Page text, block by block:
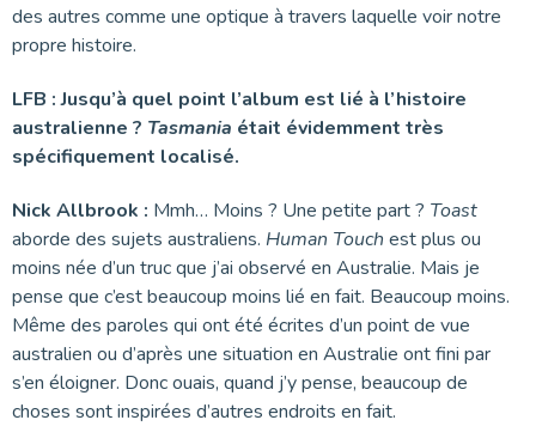
des autres comme une optique à travers laquelle voir notre
propre histoire.
LFB : Jusqu’à quel point l’album est lié à l’histoire
australienne ? Tasmania était évidemment très
spécifiquement localisé.
Nick Allbrook : Mmh… Moins ? Une petite part ? Toast
aborde des sujets australiens. Human Touch est plus ou
moins née d’un truc que j’ai observé en Australie. Mais je
pense que c’est beaucoup moins lié en fait. Beaucoup moins.
Même des paroles qui ont été écrites d’un point de vue
australien ou d’après une situation en Australie ont fini par
s’en éloigner. Donc ouais, quand j’y pense, beaucoup de
choses sont inspirées d’autres endroits en fait.